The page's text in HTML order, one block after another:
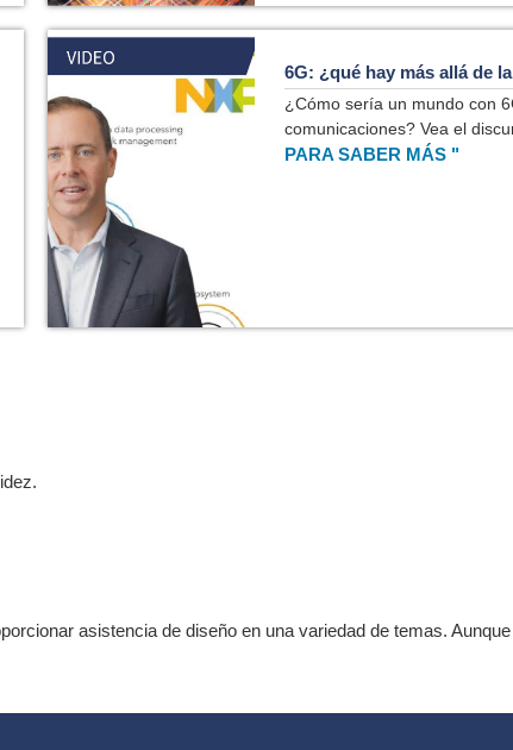
6G: ¿qué hay más allá de
¿Cómo sería un mundo con
comunicaciones? Vea el
PARA SABER MÁS "
asistencia de diseño en una variedad de temas.